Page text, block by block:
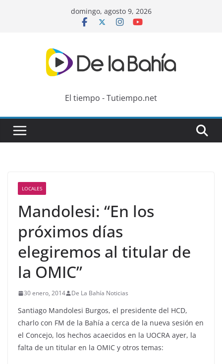
domingo, agosto 9, 2026
El tiempo - Tutiempo.net
LOCALES
Mandolesi: “En los
próximos días
elegiremos al titular de
la OMIC”
30 enero, 2014 De La Bahía Noticias
Santiago Mandolesi Burgos, el presidente del HCD,
charlo con FM de la Bahía a cerca de la nueva sesión en
el Concejo, los hechos acaecidos en la UOCRA ayer, la
falta de un titular en la OMIC y otros temas: